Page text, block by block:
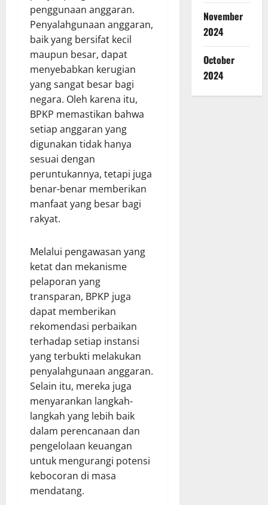
penggunaan anggaran.
Penyalahgunaan anggaran,
baik yang bersifat kecil
maupun besar, dapat
menyebabkan kerugian
yang sangat besar bagi
negara. Oleh karena itu,
BPKP memastikan bahwa
setiap anggaran yang
digunakan tidak hanya
sesuai dengan
peruntukannya, tetapi juga
benar-benar memberikan
manfaat yang besar bagi
rakyat.
Melalui pengawasan yang
ketat dan mekanisme
pelaporan yang
transparan, BPKP juga
dapat memberikan
rekomendasi perbaikan
terhadap setiap instansi
yang terbukti melakukan
penyalahgunaan anggaran.
Selain itu, mereka juga
menyarankan langkah-
langkah yang lebih baik
dalam perencanaan dan
pengelolaan keuangan
untuk mengurangi potensi
kebocoran di masa
mendatang.
November
2024
October
2024